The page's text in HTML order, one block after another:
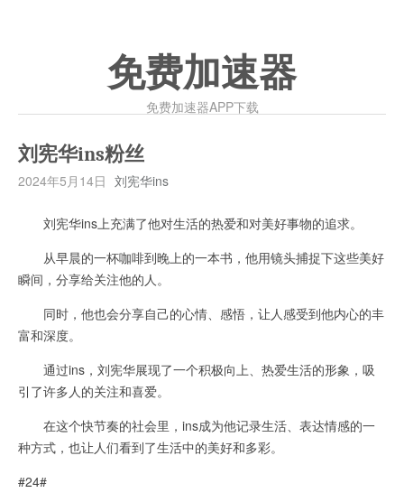
免费加速器
免费加速器APP下载
刘宪华ins粉丝
2024年5月14日 刘宪华ins
刘宪华ins上充满了他对生活的热爱和对美好事物的追求。
从早晨的一杯咖啡到晚上的一本书，他用镜头捕捉下这些美好
瞬间，分享给关注他的人。
同时，他也会分享自己的心情、感悟，让人感受到他内心的丰
富和深度。
通过ins，刘宪华展现了一个积极向上、热爱生活的形象，吸
引了许多人的关注和喜爱。
在这个快节奏的社会里，ins成为他记录生活、表达情感的一
种方式，也让人们看到了生活中的美好和多彩。
#24#